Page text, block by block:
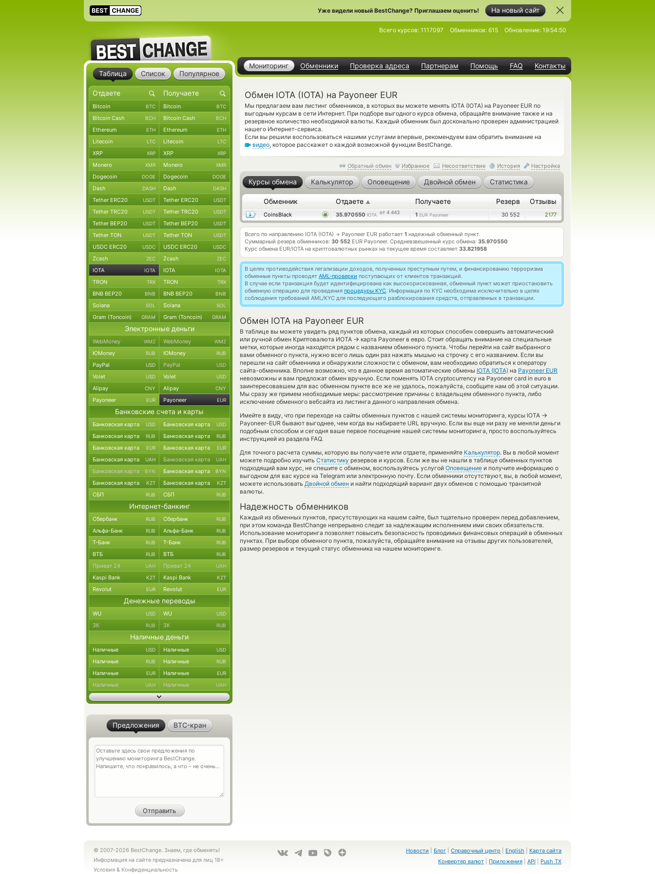
На новый сайт
Уже видели новый BestChange? Приглашаем оценить!
Мониторинг Обменники Проверка адреса Партнерам Помощь FAQ Контакты
Всего курсов: 1117097 Обменников: 615 Обновление: 19:54:50
Обмен IOTA (IOTA) на Payoneer EUR
Мы предлагаем вам листинг обменников, в которых вы можете менять IOTA (IOTA) на Payoneer EUR по
выгодным курсам в сети Интернет. При подборе выгодного курса обмена, обращайте внимание также и на
резервное количество необходимой валюты. Каждый обменник был досконально проверен администрацией
нашего Интернет-сервиса.
Если вы решили воспользоваться нашими услугами впервые, рекомендуем вам обратить внимание на
видео, которое расскажет о каждой возможной функции BestChange.
Обратный обмен Избранное Несоответствие История Настройка
Курсы обмена Калькулятор Оповещение Двойной обмен Статистика
Обменник Отдаете ▲ Получаете Резерв Отзывы
CoinsBlack 35.970550 IOTA от 4 443 1 EUR Payoneer 30 552 2177
Всего по направлению IOTA (IOTA) → Payoneer EUR работает 1 надежный обменный пункт.
Суммарный резерв обменников: 30 552 EUR Payoneer. Средневзвешенный курс обмена: 35.970550
Курс обмена EUR/IOTA на криптовалютных рынках на текущее время составляет 33.821958
В целях противодействия легализации доходов, полученных преступным путем, и финансированию терроризма
обменные пункты проводят AML-проверки поступающих от клиентов транзакций.
В случае если транзакция будет идентифицирована как высокорискованная, обменный пункт может приостановить
обменную операцию для проведения процедуры KYC. Информация по KYC необходима исключительно в целях
соблюдения требований AML/KYC для последующего разблокирования средств, отправленных в транзакции.
Обмен IOTA на Payoneer EUR
В таблице вы можете увидеть ряд пунктов обмена, каждый из которых способен совершить автоматический
или ручной обмен Криптовалюта ИОТА → карта Payoneer в евро. Стоит обращать внимание на специальные
метки, которые иногда находятся рядом с названием обменного пункта. Чтобы перейти на сайт выбранного
вами обменного пункта, нужно всего лишь один раз нажать мышью на строчку с его названием. Если вы
перешли на сайт обменника и обнаружили сложности с обменом, вам необходимо обратиться к оператору
сайта-обменника. Вполне возможно, что в данное время автоматические обмены IOTA (IOTA) на Payoneer EUR
невозможны и вам предложат обмен вручную. Если поменять IOTA cryptocurrency на Payoneer card in euro в
заинтересовавшем для вас обменном пункте все же не удалось, пожалуйста, сообщите нам об этой ситуации.
Мы сразу же примем необходимые меры: рассмотрение причины с владельцем обменного пункта, либо
исключение обменного вебсайта из листинга данного направления обмена.
Имейте в виду, что при переходе на сайты обменных пунктов с нашей системы мониторинга, курсы IOTA →
Payoneer-EUR бывают выгоднее, чем когда вы набираете URL вручную. Если вы еще ни разу не меняли деньги
подобным способом и сегодня ваше первое посещение нашей системы мониторинга, просто воспользуйтесь
инструкцией из раздела FAQ.
Для точного расчета суммы, которую вы получаете или отдаете, применяйте Калькулятор. Вы в любой момент
можете подробно изучить Статистику резервов и курсов. Если же вы не нашли в таблице обменных пунктов
подходящий вам курс, не спешите с обменом, воспользуйтесь услугой Оповещение и получите информацию о
выгодном для вас курсе на Telegram или электронную почту. Если обменники отсутствуют, вы, в любой момент,
можете использовать Двойной обмен и найти подходящий вариант двух обменов с помощью транзитной
валюты.
Надежность обменников
Каждый из обменных пунктов, присутствующих на нашем сайте, был тщательно проверен перед добавлением,
при этом команда BestChange непрерывно следит за надлежащим исполнением ими своих обязательств.
Использование мониторинга позволяет повысить безопасность проводимых финансовых операций в обменных
пунктах. При выборе обменного пункта, пожалуйста, обращайте внимание на отзывы других пользователей,
размер резервов и текущий статус обменника на нашем мониторинге.
Таблица Список Популярное
Bitcoin BTC Bitcoin BTC
Bitcoin Cash BCH Bitcoin Cash BCH
Ethereum ETH Ethereum ETH
Litecoin LTC Litecoin LTC
XRP XRP XRP XRP
Monero XMR Monero XMR
Dogecoin DOGE Dogecoin DOGE
Dash DASH Dash DASH
Tether ERC20 USDT Tether ERC20 USDT
Tether TRC20 USDT Tether TRC20 USDT
Tether BEP20 USDT Tether BEP20 USDT
Tether TON USDT Tether TON USDT
USDC ERC20 USDC USDC ERC20 USDC
Zcash ZEC Zcash ZEC
IOTA IOTA IOTA IOTA
TRON TRX TRON TRX
BNB BEP20 BNB BNB BEP20 BNB
Solana SOL Solana SOL
Gram (Toncoin) GRAM Gram (Toncoin) GRAM
Электронные деньги
WebMoney WMZ WebMoney WMZ
ЮMoney RUB ЮMoney RUB
PayPal USD PayPal USD
Volet USD Volet USD
Alipay CNY Alipay CNY
Payoneer EUR Payoneer EUR
Банковские счета и карты
Банковская карта USD Банковская карта USD
Банковская карта RUB Банковская карта RUB
Банковская карта EUR Банковская карта EUR
Банковская карта UAH Банковская карта UAH
Банковская карта BYN Банковская карта BYN
Банковская карта KZT Банковская карта KZT
СБП RUB СБП RUB
Интернет-банкинг
Сбербанк RUB Сбербанк RUB
Альфа-Банк RUB Альфа-Банк RUB
Т-Банк RUB Т-Банк RUB
ВТБ RUB ВТБ RUB
Приват 24 UAH Приват 24 UAH
Kaspi Bank KZT Kaspi Bank KZT
Revolut EUR Revolut EUR
Денежные переводы
WU USD WU USD
ЗК RUB ЗК RUB
Наличные деньги
Наличные USD Наличные USD
Наличные RUB Наличные RUB
Наличные EUR Наличные EUR
Наличные UAH Наличные UAH
Предложения BTC-кран
© 2007-2026 BestChange. Знаем, где обменять!
Информация на сайте предназначена для лиц 18+
Условия & Конфиденциальность
Новости Блог Справочный центр English
Карта сайта
Конвертер валют
Приложения API Push TX